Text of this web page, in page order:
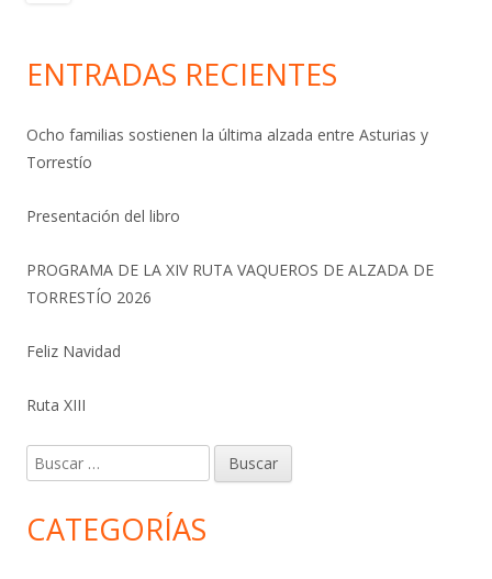
ENTRADAS RECIENTES
Ocho familias sostienen la última alzada entre Asturias y
Torrestío
Presentación del libro
PROGRAMA DE LA XIV RUTA VAQUEROS DE ALZADA DE
TORRESTÍO 2026
Feliz Navidad
Ruta XIII
Buscar:
CATEGORÍAS